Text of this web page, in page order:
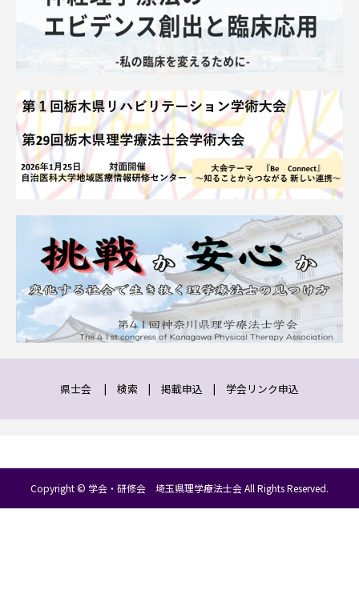
県士会 | 検索 | 掲載申込 | 学会リンク申込
Copyright © 学会・研修会 埼玉県理学療法士会 All Rights Reserved.